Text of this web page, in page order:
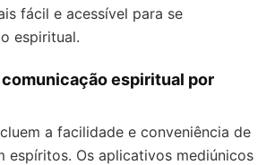
fácil e acessível para se
espiritual.
espiritual por
a facilidade e conveniência de
espíritos. Os aplicativos mediúnicos